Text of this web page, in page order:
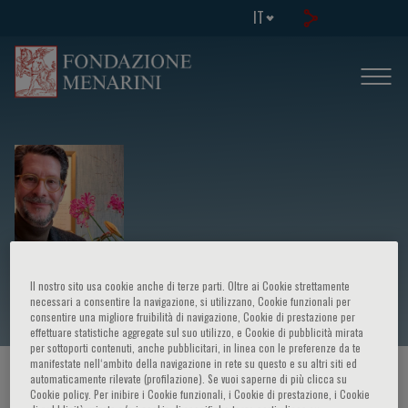
IT
Jacobus Retief Hoffman
HOME PAGE / CORSI ED EVENTI / RELATORE
Il nostro sito usa cookie anche di terze parti. Oltre ai Cookie strettamente
necessari a consentire la navigazione, si utilizzano, Cookie funzionali per
consentire una migliore fruibilità di navigazione, Cookie di prestazione per
effettuare statistiche aggregate sul suo utilizzo, e Cookie di pubblicità mirata
per sottoporti contenuti, anche pubblicitari, in linea con le preferenze da te
manifestate nell‘ambito della navigazione in rete su questo e su altri siti ed
automaticamente rilevate (profilazione). Se vuoi saperne di più clicca su
Cookie policy. Per inibire i Cookie funzionali, i Cookie di prestazione, i Cookie